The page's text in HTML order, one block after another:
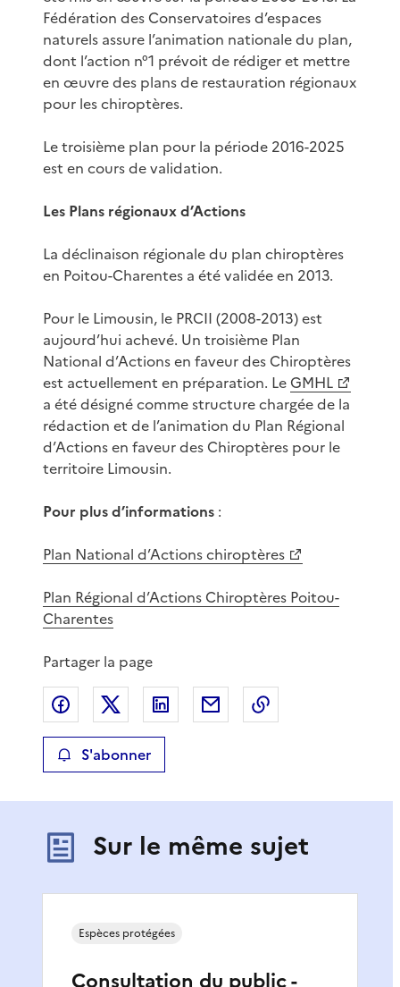
Fédération des Conservatoires d’espaces
naturels assure l’animation nationale du plan,
dont l’action n°1 prévoit de rédiger et mettre
en œuvre des plans de restauration régionaux
pour les chiroptères.
Le troisième plan pour la période 2016-2025
est en cours de validation.
Les Plans régionaux d’Actions
La déclinaison régionale du plan chiroptères
en Poitou-Charentes a été validée en 2013.
Pour le Limousin, le PRCII (2008-2013) est
aujourd’hui achevé. Un troisième Plan
National d’Actions en faveur des Chiroptères
est actuellement en préparation. LeGMHL
a été désigné comme structure chargée de la
rédaction et de l’animation du Plan Régional
d’Actions en faveur des Chiroptères pour le
territoire Limousin.
Pour plus d’informations :
Plan National d’Actions chiroptères
Plan Régional d’Actions Chiroptères Poitou-
Charentes
Partager la page
Partager sur Facebook
Partager sur XPartager sur LinkedIn
Partager par email
S'abonner
Sur le même sujet
Consultation du public -
Espèces protégées